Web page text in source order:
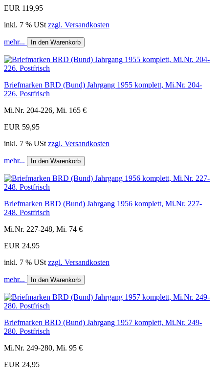
EUR 119,95
inkl. 7 % USt zzgl. Versandkosten
mehr... In den Warenkorb
Briefmarken BRD (Bund) Jahrgang 1955 komplett, Mi.Nr. 204-
226. Postfrisch
Mi.Nr. 204-226, Mi. 165 €
EUR 59,95
inkl. 7 % USt zzgl. Versandkosten
mehr... In den Warenkorb
Briefmarken BRD (Bund) Jahrgang 1956 komplett, Mi.Nr. 227-
248. Postfrisch
Mi.Nr. 227-248, Mi. 74 €
EUR 24,95
inkl. 7 % USt zzgl. Versandkosten
mehr... In den Warenkorb
Briefmarken BRD (Bund) Jahrgang 1957 komplett, Mi.Nr. 249-
280. Postfrisch
Mi.Nr. 249-280, Mi. 95 €
EUR 24,95